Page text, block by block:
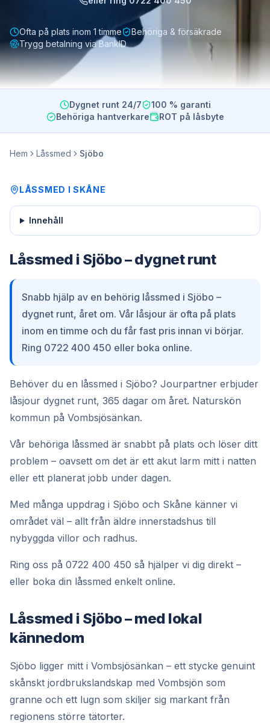
Ofta på plats inom 1 timme
Behöriga & försäkrade
Trygg betalning via BankID
Dygnet runt 24/7
100 % garanti
Behöriga hantverkare
ROT på låsbyte
Hem Låssmed Sjöbo
LÅSSMED ISKÅNE
Innehåll
Låssmed i Sjöbo – dygnet runt
Snabb hjälp av en behörig låssmed i Sjöbo –
dygnet runt, året om. Vår låsjour är ofta på plats
inom en timme och du får fast pris innan vi börjar.
Ring 0722 400 450 eller boka online.
Behöver du en låssmed i Sjöbo? Jourpartner erbjuder
låsjour dygnet runt, 365 dagar om året. Naturskön
kommun på Vombsjösänkan.
Vår behöriga låssmed är snabbt på plats och löser ditt
problem – oavsett om det är ett akut larm mitt i natten
eller ett planerat jobb under dagen.
Med många uppdrag i Sjöbo och Skåne känner vi
området väl – allt från äldre innerstadshus till
nybyggda villor och radhus.
Ring oss på 0722 400 450 så hjälper vi dig direkt –
eller boka din låssmed enkelt online.
Låssmed i Sjöbo – med lokal
kännedom
Sjöbo ligger mitt i Vombsjösänkan – ett stycke genuint
skånskt jordbrukslandskap med Vombsjön som
granne och ett lugn som skiljer sig markant från
regionens större tätorter.